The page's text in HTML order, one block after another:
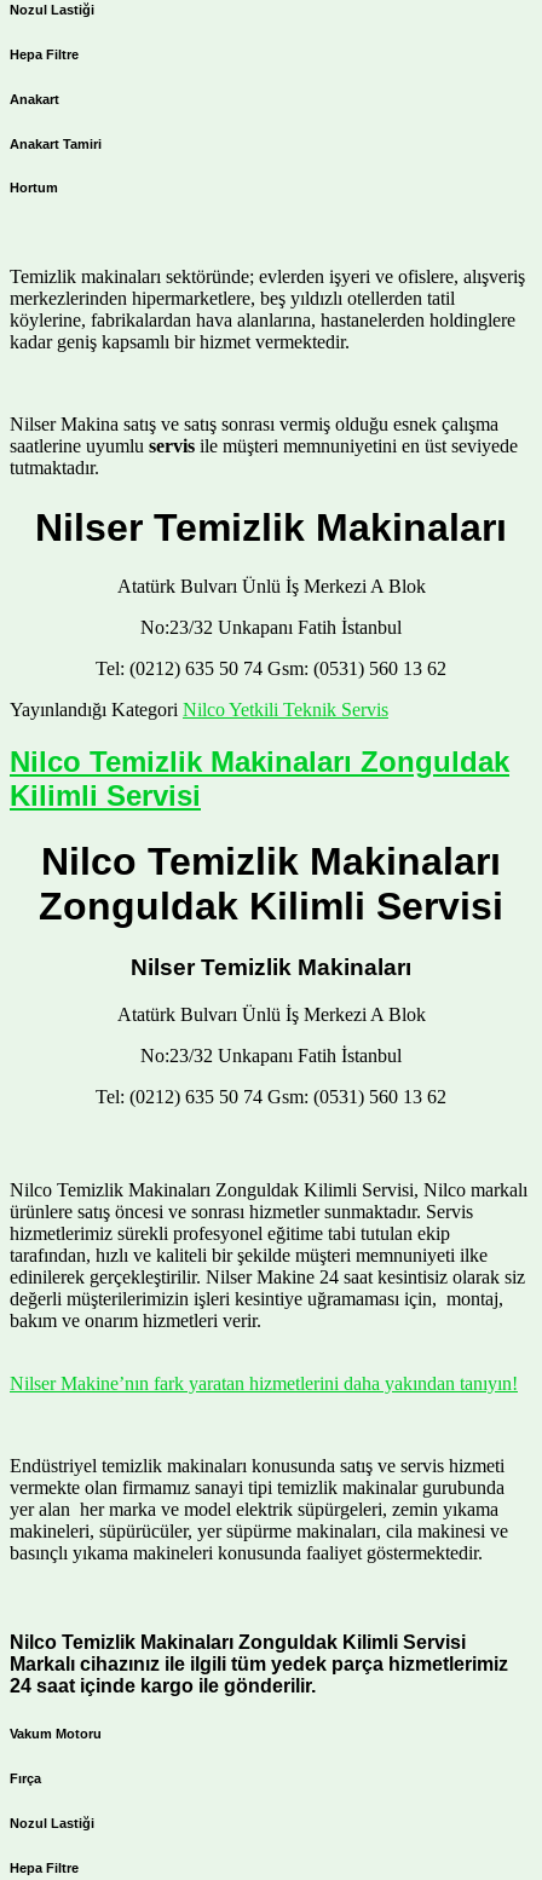
Nozul Lastiği
Hepa Filtre
Anakart
Anakart Tamiri
Hortum
Temizlik makinaları sektöründe; evlerden işyeri ve ofislere, alışveriş
merkezlerinden hipermarketlere, beş yıldızlı otellerden tatil
köylerine, fabrikalardan hava alanlarına, hastanelerden holdinglere
kadar geniş kapsamlı bir hizmet vermektedir.
Nilser Makina satış ve satış sonrası vermiş olduğu esnek çalışma
saatlerine uyumlu servis ile müşteri memnuniyetini en üst seviyede
tutmaktadır.
Nilser Temizlik Makinaları
Atatürk Bulvarı Ünlü İş Merkezi A Blok
No:23/32 Unkapanı Fatih İstanbul
Tel: (0212) 635 50 74 Gsm: (0531) 560 13 62
Yayınlandığı Kategori Nilco Yetkili Teknik Servis
Nilco Temizlik Makinaları Zonguldak
Kilimli Servisi
Nilco Temizlik Makinaları
Zonguldak Kilimli Servisi
Nilser Temizlik Makinaları
Atatürk Bulvarı Ünlü İş Merkezi A Blok
No:23/32 Unkapanı Fatih İstanbul
Tel: (0212) 635 50 74 Gsm: (0531) 560 13 62
Nilco Temizlik Makinaları Zonguldak Kilimli Servisi, Nilco markalı
ürünlere satış öncesi ve sonrası hizmetler sunmaktadır. Servis
hizmetlerimiz sürekli profesyonel eğitime tabi tutulan ekip
tarafından, hızlı ve kaliteli bir şekilde müşteri memnuniyeti ilke
edinilerek gerçekleştirilir. Nilser Makine 24 saat kesintisiz olarak siz
değerli müşterilerimizin işleri kesintiye uğramaması için, montaj,
bakım ve onarım hizmetleri verir.
Nilser Makine’nın fark yaratan hizmetlerini daha yakından tanıyın!
Endüstriyel temizlik makinaları konusunda satış ve servis hizmeti
vermekte olan firmamız sanayi tipi temizlik makinalar gurubunda
yer alan her marka ve model elektrik süpürgeleri, zemin yıkama
makineleri, süpürücüler, yer süpürme makinaları, cila makinesi ve
basınçlı yıkama makineleri konusunda faaliyet göstermektedir.
Nilco Temizlik Makinaları Zonguldak Kilimli Servisi
Markalı cihazınız ile ilgili tüm yedek parça hizmetlerimiz
24 saat içinde kargo ile gönderilir.
Vakum Motoru
Fırça
Nozul Lastiği
Hepa Filtre